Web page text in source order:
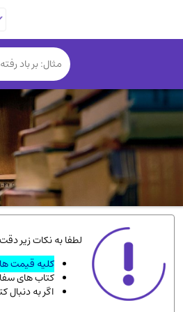
کتب نادر و کمیاب(19)
فلسفه و جامعه شناسی(151)
دانشگاهی و آموزشی(534)
ورزشی و تربیت بدنی
سیاسی(116)
کتاب های مصور رنگی و گلاسه(23)
دایره المعارف و فرهنگ
سینما و فیلم
زندگینامه شهدا
لطفا به نکات زیر
کلیه قیمت ها
کتاب های سفارشی ظرف حداکثر 2 روز کاری
اگر به